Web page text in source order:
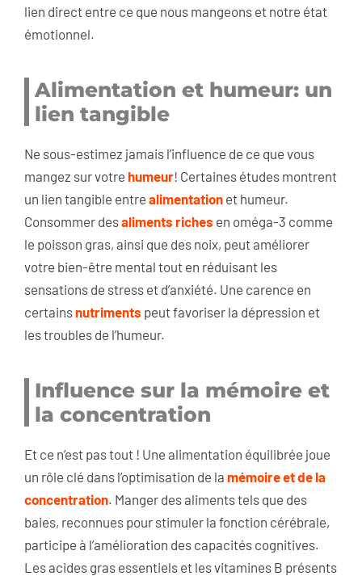
lien direct entre ce que nous mangeons et notre état
émotionnel.
Alimentation et humeur: un
lien tangible
Ne sous-estimez jamais l’influence de ce que vous
mangez sur votre humeur! Certaines études montrent
un lien tangible entre alimentation et humeur.
Consommer desaliments riches en oméga-3 comme
le poisson gras, ainsi que des noix, peut améliorer
votre bien-être mental tout en réduisant les
sensations de stress et d’anxiété. Une carence en
certainsnutriments peut favoriser la dépression et
les troubles de l’humeur.
Influence sur la mémoire et
la concentration
Et ce n’est pas tout ! Une alimentation équilibrée joue
un rôle clé dans l’optimisation de la mémoire et de la
concentration. Manger des aliments tels que des
baies, reconnues pour stimuler la fonction cérébrale,
participe à l’amélioration des capacités cognitives.
Les acides gras essentiels et les vitamines B présents